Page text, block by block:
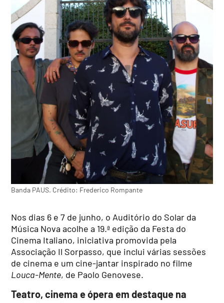
Banda PAUS. Crédito: Frederico Rompante
Nos dias 6 e 7 de junho, o Auditório do Solar da
Música Nova acolhe a 19.ª edição da Festa do
Cinema Italiano, iniciativa promovida pela
Associação Il Sorpasso, que inclui várias sessões
de cinema e um cine-jantar inspirado no filme
Louca-Mente, de Paolo Genovese.
Teatro, cinema e ópera em destaque na